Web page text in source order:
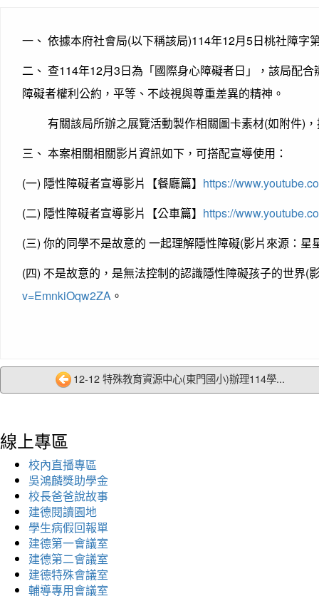
一、 依據本府社會局(以下稱該局)114年12月5日桃社障字
二、 查114年12月3日為「國際身心障礙者日」，該局配
障礙者權利公約，平等、不歧視與尊重差異的精神。
有關該局所辦之展覽活動製作相關圖卡素材(如附件)，
三、 本案相關相關影片資訊如下，可搭配宣導使用：
(一) 隱性障礙者宣導影片【餐廳篇】 https://
(二) 隱性障礙者宣導影片【公車篇】 https://
(三) 你的同學不是故意的 一起理解隱性障礙(影片來源：星
(四) 不是故意的，是無法控制的認識隱性障礙孩子的世界(
v=EmnkiOqw2ZA 。
12-12 特殊教育資源中心(東門國小)辦理114學...
線上專區
校內直播專區
吳鴻麟獎助學金
校長爸爸說故事
建德閱讀園地
學生病假回報單
建德第一會議室
建德第二會議室
建德特殊會議室
輔導專用會議室